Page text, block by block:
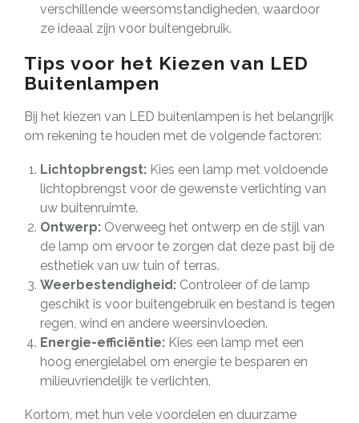
verschillende weersomstandigheden, waardoor
ze ideaal zijn voor buitengebruik.
Tips voor het Kiezen van LED
Buitenlampen
Bij het kiezen van LED buitenlampen is het belangrijk
om rekening te houden met de volgende factoren:
Lichtopbrengst: Kies een lamp met voldoende
lichtopbrengst voor de gewenste verlichting van
uw buitenruimte.
Ontwerp: Overweeg het ontwerp en de stijl van
de lamp om ervoor te zorgen dat deze past bij de
esthetiek van uw tuin of terras.
Weerbestendigheid: Controleer of de lamp
geschikt is voor buitengebruik en bestand is tegen
regen, wind en andere weersinvloeden.
Energie-efficiëntie: Kies een lamp met een
hoog energielabel om energie te besparen en
milieuvriendelijk te verlichten.
Kortom, met hun vele voordelen en duurzame